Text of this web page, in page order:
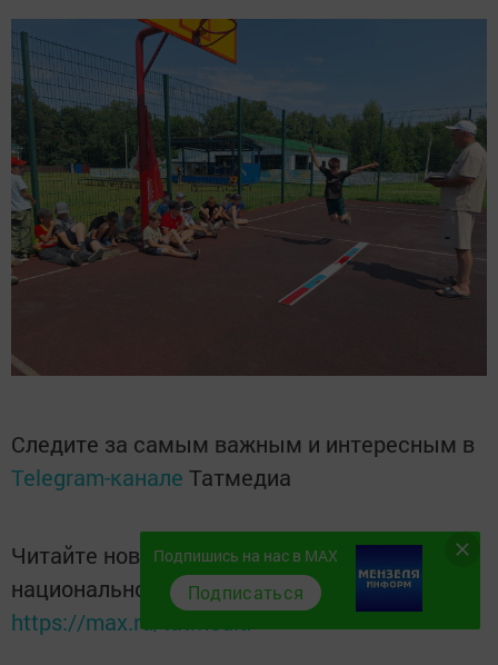
Следите за самым важным и интересным в
Telegram-канале Татмедиа
Читайте новости Татарстана в
национальном мессенджере MАХ:
https://max.ru/tatmedia
Подпишись на нас в MAX
Подписаться